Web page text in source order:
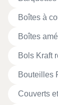
Boîtes à
Boîtes
Bols Kraft
Bouteilles
Couverts